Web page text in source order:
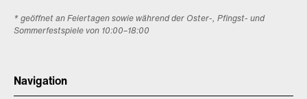
* geöffnet an Feiertagen sowie während der Oster-, Pfingst- und
Sommerfestspiele von 10:00–18:00
Navigation